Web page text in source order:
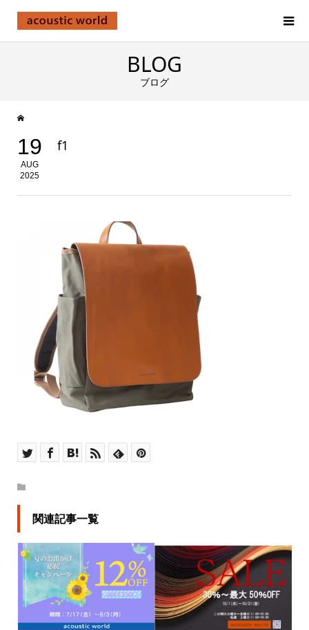
BLOG
ブログ
19
AUG
2025
f1
関連記事一覧